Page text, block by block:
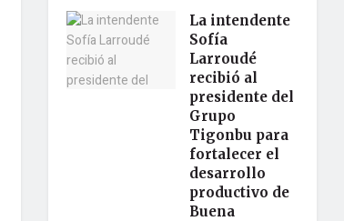
La intendente
Sofía
Larroudé
recibió al
presidente del
Grupo
Tigonbu para
fortalecer el
desarrollo
productivo de
Buena